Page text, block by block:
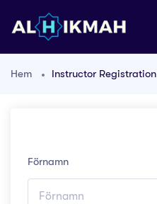
Hem Instructor Registration
Förnamn